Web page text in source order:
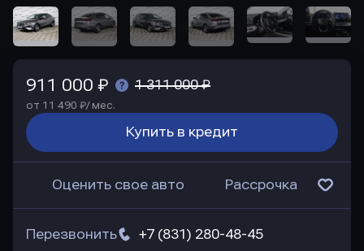
911 000 ₽ 1 311 000 ₽
от 11 490 ₽/ мес.
Купить в кредит
Оценить свое авто Рассрочка
+7 (831) 280-48-45
Перезвонить